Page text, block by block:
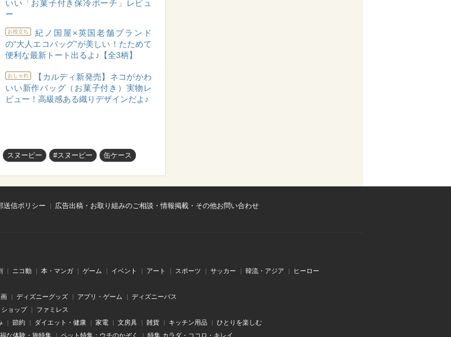
いい「お菓子付き保冷ポーチ」レビュ
ー
お役立ち
紀ノ国屋×英国老舗ブランド
の“大人エコバッグ”が美しい！たためて
便利な最新トート出るよ♪【全3柄】
おしゃれ
【カルディ新発売】ネコがかわ
いい新作バッグ（お菓子付き）実物レ
ビュー！高級感ある織りデザインだよ♪
スヌーピー #スヌーピー 缶ケース
送信ポリシー
広告出稿・お取り組みのご相談・情報掲載・その他お問い合わせ
ニコ動 本・マンガ ゲーム イベント アート スポーツ サッカー 韓流・アジア ヒーロー
ディズニーグッズ アプリ・ゲーム ディズニーパス
ショップ ファミレス
節約 ダイエット・健康 家電 文房具 雑貨 キッチン用品 ひとりを楽しむ
な体験・旅特集 ペット特集：ウチのかぞく 特集 カラダ・ココロ・キレイ